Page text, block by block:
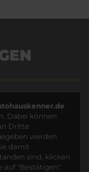
Dabei können
Dritte
werden.
damit
sind, klicken
auf "Bestätigen".